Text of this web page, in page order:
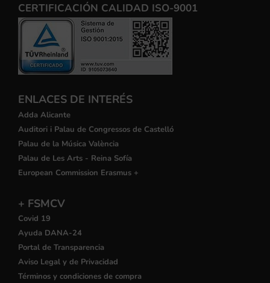
CERTIFICACIÓN CALIDAD ISO-9001
ENLACES DE INTERÉS
Adda Alicante
Auditori i Palau de Congressos de Castelló
Palau de la Música València
Palau de Les Arts - Reina Sofía
European Commission Erasmus +
+ FSMCV
Covid 19
Ayuda DANA-24
Portal de Transparencia
Aviso Legal y de Privacidad
Términos y condiciones de compra